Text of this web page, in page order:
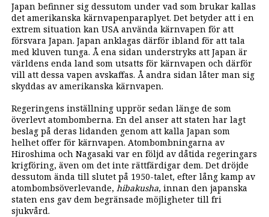
Japan befinner sig dessutom under vad som brukar kallas
det amerikanska kärnvapenparaplyet. Det betyder att i en
extrem situation kan USA använda kärnvapen för att
försvara Japan. Japan anklagas därför ibland för att tala
med kluven tunga. Å ena sidan understryks att Japan är
världens enda land som utsatts för kärnvapen och därför
vill att dessa vapen avskaffas. Å andra sidan låter man sig
skyddas av amerikanska kärnvapen.
Regeringens inställning upprör sedan länge de som
överlevt atombomberna. En del anser att staten har lagt
beslag på deras lidanden genom att kalla Japan som
helhet offer för kärnvapen. Atombombningarna av
Hiroshima och Nagasaki var en följd av dåtida regeringars
krigföring, även om det inte rättfärdigar dem. Det dröjde
dessutom ända till slutet på 1950-talet, efter lång kamp av
atombombsöverlevande, hibakusha, innan den japanska
staten ens gav dem begränsade möjligheter till fri
sjukvård.